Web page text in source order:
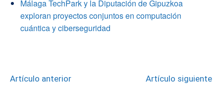
Málaga TechPark y la Diputación de Gipuzkoa
exploran proyectos conjuntos en computación
cuántica y ciberseguridad
Artículo anterior Artículo siguiente